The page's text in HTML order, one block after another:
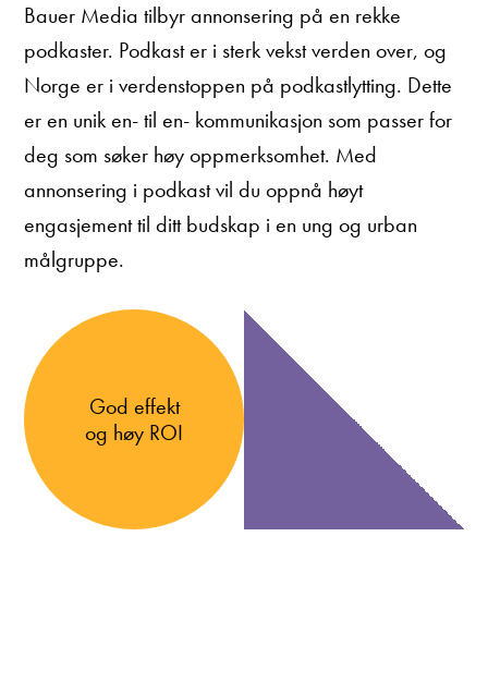
Bauer Media tilbyr annonsering på en rekke
podkaster. Podkast er i sterk vekst verden over, og
Norge er i verdenstoppen på podkastlytting. Dette
er en unik en- til en- kommunikasjon som passer for
deg som søker høy oppmerksomhet. Med
annonsering i podkast vil du oppnå høyt
engasjement til ditt budskap i en ung og urban
målgruppe.
God effekt
og høy ROI